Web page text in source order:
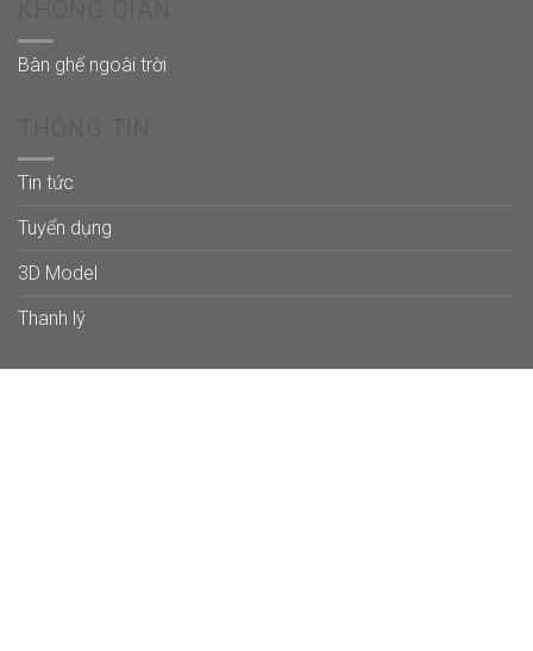
Bàn ghế ngoài trời
Tin tức
Tuyển dụng
3D Model
Thanh lý